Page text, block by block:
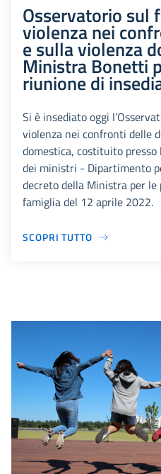
Osservatorio sul
violenza nei
e sulla violenza
Ministra Bonetti
riunione di
Si è insediato oggi
violenza nei confronti delle
domestica, costituito presso
dei ministri - Dipartimento
decreto della Ministra per
famiglia del 12 aprile 2022.
SCOPRI TUTTO